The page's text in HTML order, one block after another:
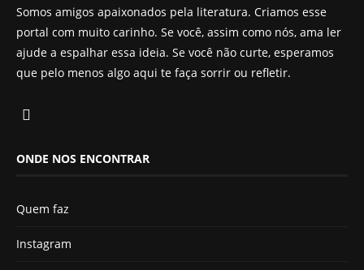
Somos amigos apaixonados pela literatura. Criamos esse
portal com muito carinho. Se você, assim como nós, ama ler
ajude a espalhar essa ideia. Se você não curte, esperamos
que pelo menos algo aqui te faça sorrir ou refletir.
ONDE NOS ENCONTRAR
Quem faz
Instagram